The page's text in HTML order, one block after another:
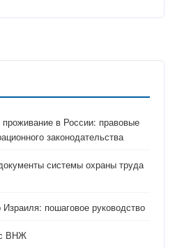
в России: правовые
законодательства
системы охраны труда
пошаговое руководство
с ВНЖ